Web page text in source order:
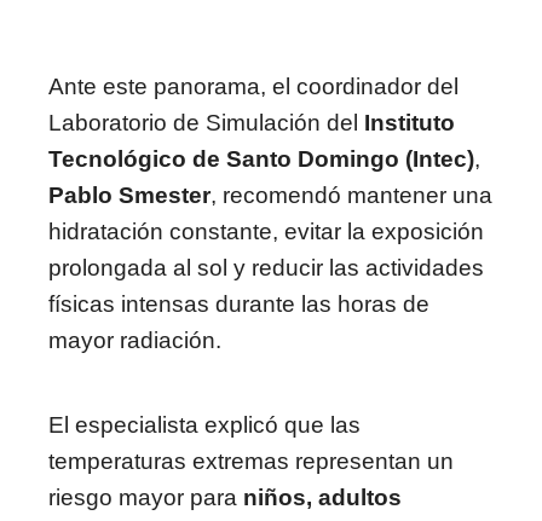
Ante este panorama, el coordinador del
Laboratorio de Simulación del Instituto
Tecnológico de Santo Domingo (Intec),
Pablo Smester, recomendó mantener una
hidratación constante, evitar la exposición
prolongada al sol y reducir las actividades
físicas intensas durante las horas de
mayor radiación.
El especialista explicó que las
temperaturas extremas representan un
riesgo mayor para niños, adultos